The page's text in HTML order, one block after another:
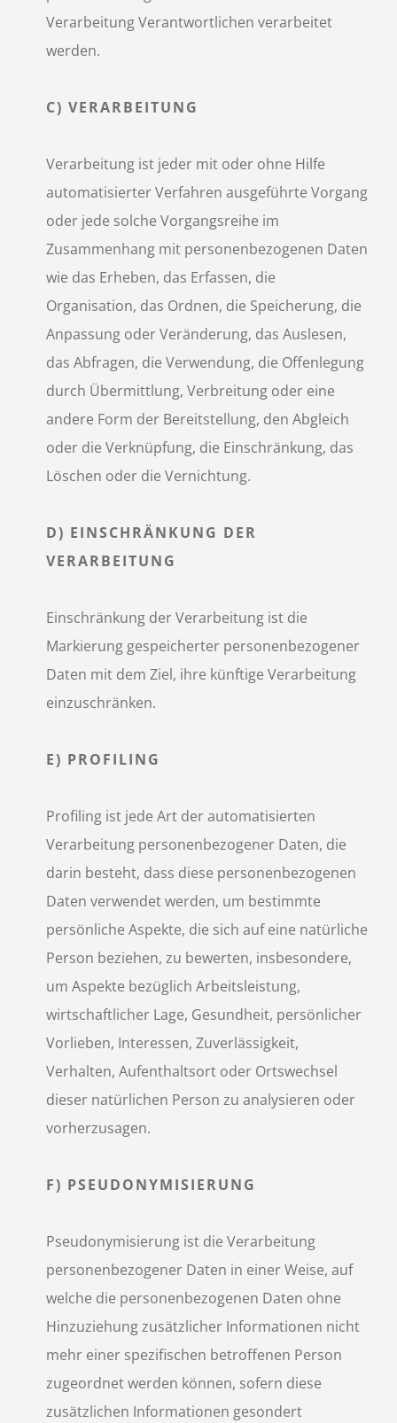
Verarbeitung Verantwortlichen verarbeitet
werden.
C) VERARBEITUNG
Verarbeitung ist jeder mit oder ohne Hilfe
automatisierter Verfahren ausgeführte Vorgang
oder jede solche Vorgangsreihe im
Zusammenhang mit personenbezogenen Daten
wie das Erheben, das Erfassen, die
Organisation, das Ordnen, die Speicherung, die
Anpassung oder Veränderung, das Auslesen,
das Abfragen, die Verwendung, die Offenlegung
durch Übermittlung, Verbreitung oder eine
andere Form der Bereitstellung, den Abgleich
oder die Verknüpfung, die Einschränkung, das
Löschen oder die Vernichtung.
D) EINSCHRÄNKUNG DER
VERARBEITUNG
Einschränkung der Verarbeitung ist die
Markierung gespeicherter personenbezogener
Daten mit dem Ziel, ihre künftige Verarbeitung
einzuschränken.
E) PROFILING
Profiling ist jede Art der automatisierten
Verarbeitung personenbezogener Daten, die
darin besteht, dass diese personenbezogenen
Daten verwendet werden, um bestimmte
persönliche Aspekte, die sich auf eine natürliche
Person beziehen, zu bewerten, insbesondere,
um Aspekte bezüglich Arbeitsleistung,
wirtschaftlicher Lage, Gesundheit, persönlicher
Vorlieben, Interessen, Zuverlässigkeit,
Verhalten, Aufenthaltsort oder Ortswechsel
dieser natürlichen Person zu analysieren oder
vorherzusagen.
F) PSEUDONYMISIERUNG
Pseudonymisierung ist die Verarbeitung
personenbezogener Daten in einer Weise, auf
welche die personenbezogenen Daten ohne
Hinzuziehung zusätzlicher Informationen nicht
mehr einer spezifischen betroffenen Person
zugeordnet werden können, sofern diese
zusätzlichen Informationen gesondert